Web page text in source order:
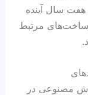
هفت سال آینده
زیرساخت‌های مرتبط
مصنوعی در